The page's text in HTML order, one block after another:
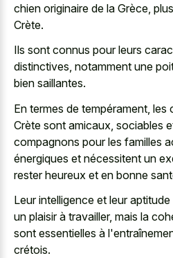
chien originaire de la Grèce,
Crète.
Ils sont connus pour leurs
distinctives, notamment une
bien saillantes.
En termes de tempérament, les
Crète sont amicaux, sociables
compagnons pour les familles
énergiques et nécessitent un
rester heureux et en bonne
Leur intelligence et leur
un plaisir à travailler, mais la
sont essentielles à
crétois.